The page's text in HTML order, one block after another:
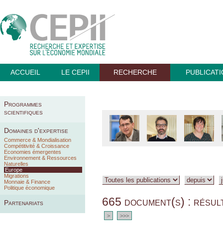
ACCUEIL LE CEPII RECHERCHE
Programmes
scientifiques
Domaines d'expertise
Commerce & Mondialisation
Compétitivité & Croissance
Economies émergentes
Environnement & Ressources
Naturelles
Europe
Migrations
Monnaie & Finance
Politique économique
Partenariats 665 document(s) :
> >>>